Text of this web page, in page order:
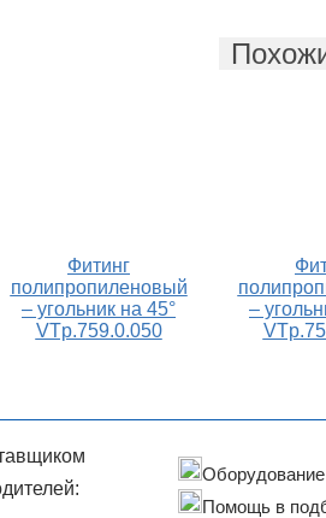
Фитинг
полипропиленовый
– угольник на 45°
VTp.759.0.050
–
Помощь в